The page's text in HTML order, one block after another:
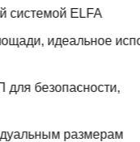
и счастливых людей.
9,1/10
системой ELFA
идеальное
безопасности,
размерам